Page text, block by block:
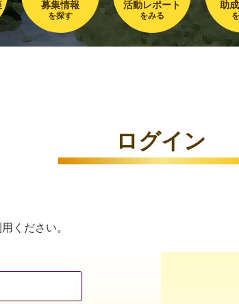
募集情報
を探す
活動レポート
をみる
助
ログイン
ください。